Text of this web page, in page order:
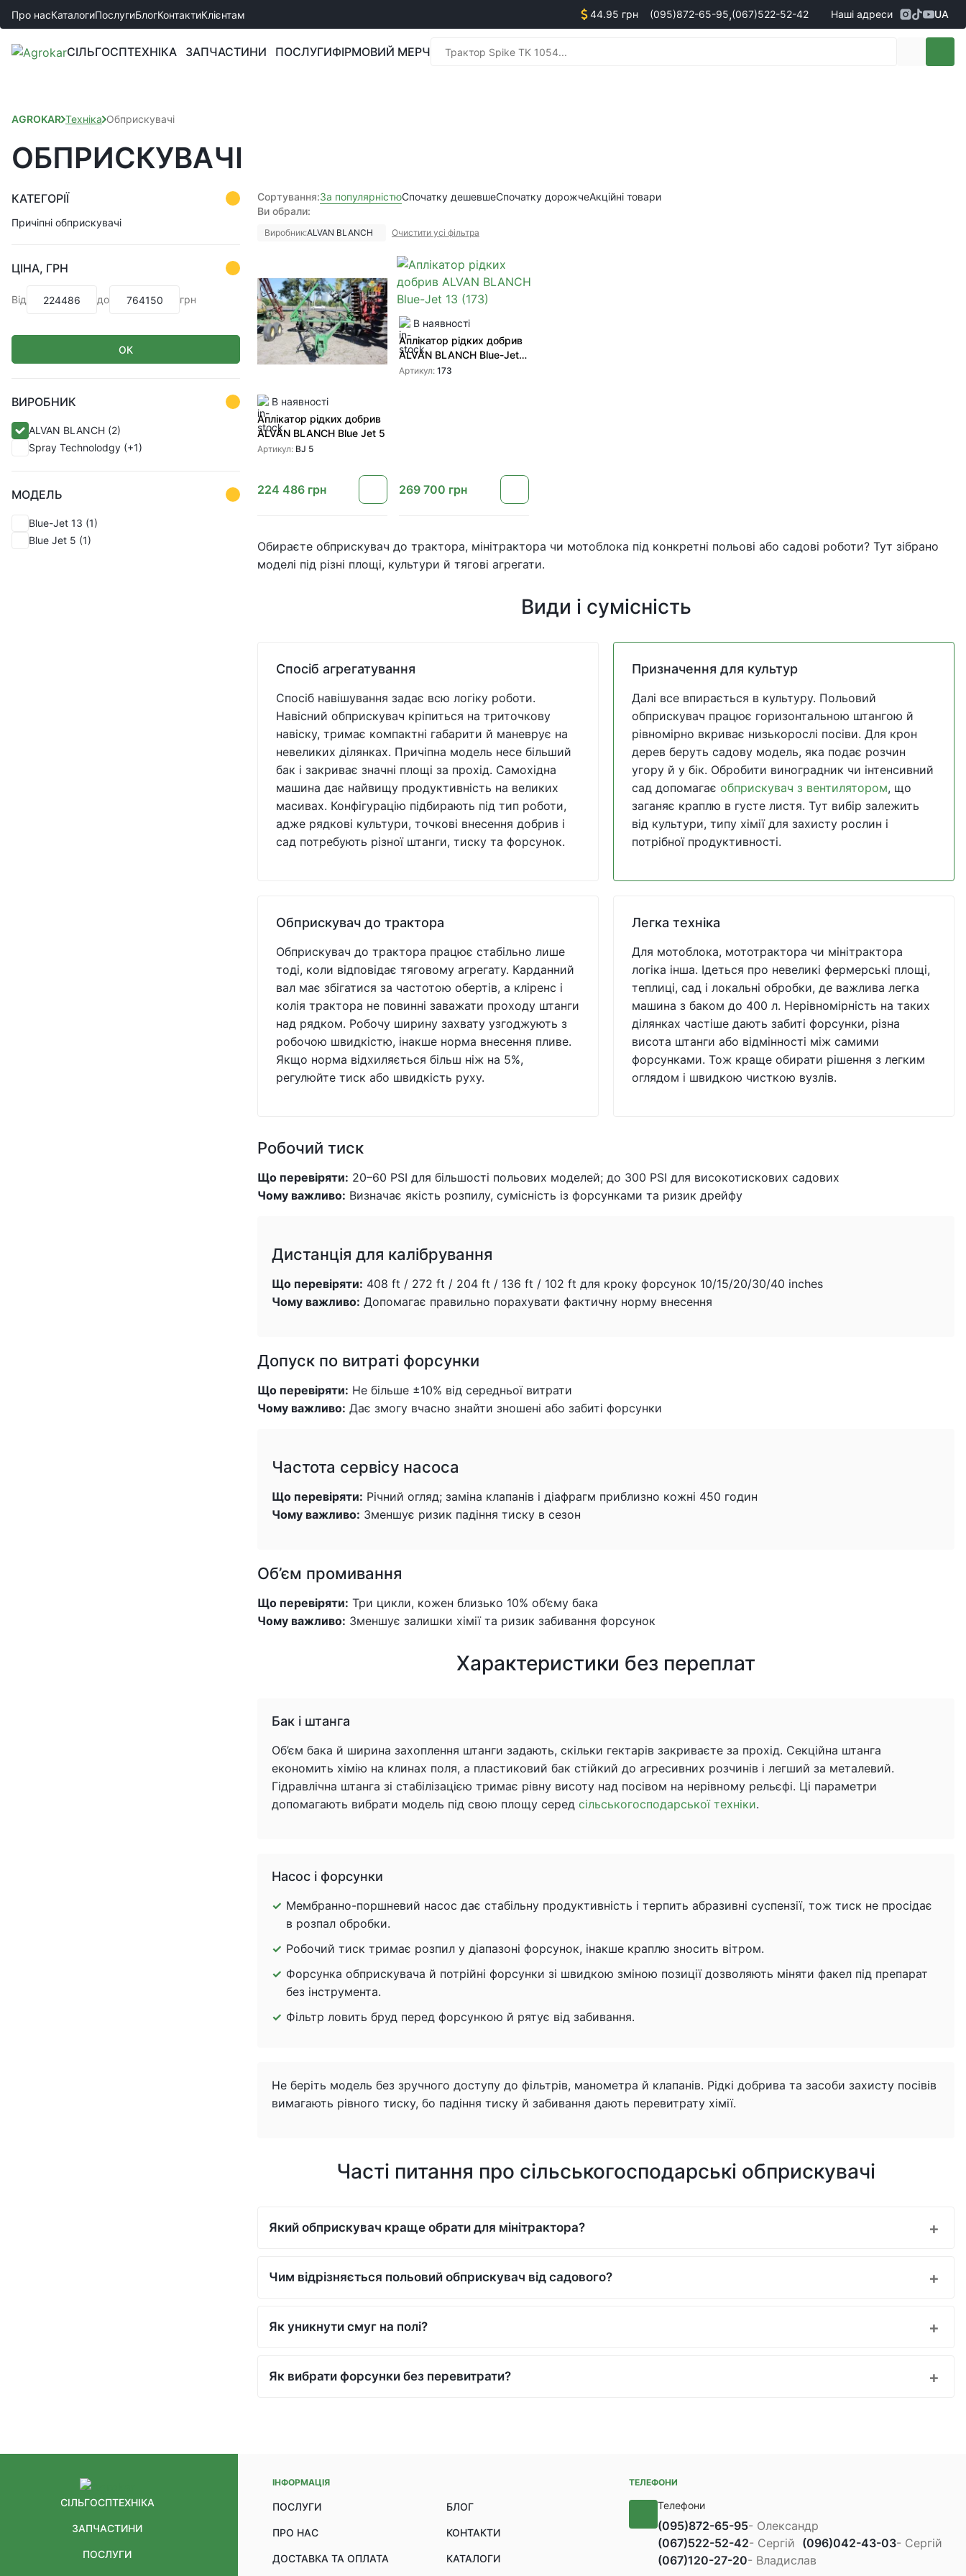
Про насКаталогиПослугиБлогКонтактиКлієнтам 44.95 грн (095)872-65-95,(067)522-52-42
Менеджери з продажу техніки
Наші адреси UA
СІЛЬГОСПТЕХНІКА ЗАПЧАСТИНИ ПОСЛУГИФІРМОВИЙ МЕРЧ
AGROKAR Техніка Обприскувачі
ОБПРИСКУВАЧІ
КАТЕГОРІЇ
Причіпні обприскувачі
ЦІНА, ГРН
Від до грн
ОК
ВИРОБНИК
ALVAN BLANCH (2)
Spray Teсhnolodgy (+1)
МОДЕЛЬ
Blue-Jet 13 (1)
Blue Jet 5 (1)
Сортування:За популярністюСпочатку дешевшеСпочатку дорожчеАкційні товари
Ви обрали:
Виробник:ALVAN BLANCH Очистити усі фільтра
В наявності
Аплікатор рідких добрив
ALVAN BLANCH Blue Jet 5
Артикул: BJ 5
224 486 грн
В наявності
Аплікатор рідких добрив
ALVAN BLANCH Blue-Jet
13 (173)
Артикул:173
269 700 грн
Обираєте обприскувач до трактора, мінітрактора чи мотоблока під конкретні польові або садові роботи? Тут зібрано
моделі під різні площі, культури й тягові агрегати.
Види і сумісність
Спосіб агрегатування
Спосіб навішування задає всю логіку роботи.
Навісний обприскувач кріпиться на триточкову
навіску, тримає компактні габарити й маневрує на
невеликих ділянках. Причіпна модель несе більший
бак і закриває значні площі за прохід. Самохідна
машина дає найвищу продуктивність на великих
масивах. Конфігурацію підбирають під тип роботи,
адже рядкові культури, точкові внесення добрив і
сад потребують різної штанги, тиску та форсунок.
Призначення для культур
Далі все впирається в культуру. Польовий
обприскувач працює горизонтальною штангою й
рівномірно вкриває низькорослі посіви. Для крон
дерев беруть садову модель, яка подає розчин
угору й у бік. Обробити виноградник чи інтенсивний
сад допомагає обприскувач з вентилятором, що
заганяє краплю в густе листя. Тут вибір залежить
від культури, типу хімії для захисту рослин і
потрібної продуктивності.
Обприскувач до трактора
Обприскувач до трактора працює стабільно лише
тоді, коли відповідає тяговому агрегату. Карданний
вал має збігатися за частотою обертів, а кліренс і
колія трактора не повинні заважати проходу штанги
над рядком. Робочу ширину захвату узгоджують з
робочою швидкістю, інакше норма внесення пливе.
Якщо норма відхиляється більш ніж на 5%,
регулюйте тиск або швидкість руху.
Легка техніка
Для мотоблока, мототрактора чи мінітрактора
логіка інша. Ідеться про невеликі фермерські площі,
теплиці, сад і локальні обробки, де важлива легка
машина з баком до 400 л. Нерівномірність на таких
ділянках частіше дають забиті форсунки, різна
висота штанги або відмінності між самими
форсунками. Тож краще обирати рішення з легким
оглядом і швидкою чисткою вузлів.
Робочий тиск
Що перевіряти: 20–60 PSI для більшості польових моделей; до 300 PSI для високотискових садових
Чому важливо: Визначає якість розпилу, сумісність із форсунками та ризик дрейфу
Дистанція для калібрування
Що перевіряти: 408 ft / 272 ft / 204 ft / 136 ft / 102 ft для кроку форсунок 10/15/20/30/40 inches
Чому важливо: Допомагає правильно порахувати фактичну норму внесення
Допуск по витраті форсунки
Що перевіряти: Не більше ±10% від середньої витрати
Чому важливо: Дає змогу вчасно знайти зношені або забиті форсунки
Частота сервісу насоса
Що перевіряти: Річний огляд; заміна клапанів і діафрагм приблизно кожні 450 годин
Чому важливо: Зменшує ризик падіння тиску в сезон
Об’єм промивання
Що перевіряти: Три цикли, кожен близько 10% об’єму бака
Чому важливо: Зменшує залишки хімії та ризик забивання форсунок
Характеристики без переплат
Бак і штанга
Об’єм бака й ширина захоплення штанги задають, скільки гектарів закриваєте за прохід. Секційна штанга
економить хімію на клинах поля, а пластиковий бак стійкий до агресивних розчинів і легший за металевий.
Гідравлічна штанга зі стабілізацією тримає рівну висоту над посівом на нерівному рельєфі. Ці параметри
допомагають вибрати модель під свою площу серед сільськогосподарської техніки.
Насос і форсунки
Мембранно-поршневий насос дає стабільну продуктивність і терпить абразивні суспензії, тож тиск не просідає
в розпал обробки.
Робочий тиск тримає розпил у діапазоні форсунок, інакше краплю зносить вітром.
Форсунка обприскувача й потрійні форсунки зі швидкою зміною позиції дозволяють міняти факел під препарат
без інструмента.
Фільтр ловить бруд перед форсункою й рятує від забивання.
Не беріть модель без зручного доступу до фільтрів, манометра й клапанів. Рідкі добрива та засоби захисту посівів
вимагають рівного тиску, бо падіння тиску й забивання дають перевитрату хімії.
Часті питання про сільськогосподарські обприскувачі
Який обприскувач краще обрати для мінітрактора?
Чим відрізняється польовий обприскувач від садового?
Як уникнути смуг на полі?
Як вибрати форсунки без перевитрати?
СІЛЬГОСПТЕХНІКА
ЗАПЧАСТИНИ
ПОСЛУГИ
ІНФОРМАЦІЯ
ПОСЛУГИ БЛОГ
ПРО НАС КОНТАКТИ
ДОСТАВКА ТА ОПЛАТА КАТАЛОГИ
ТЕЛЕФОНИ
Телефони
(095)872-65-95- Олександр
(067)522-52-42- Сергій (096)042-43-03- Сергій
(067)120-27-20- Владислав